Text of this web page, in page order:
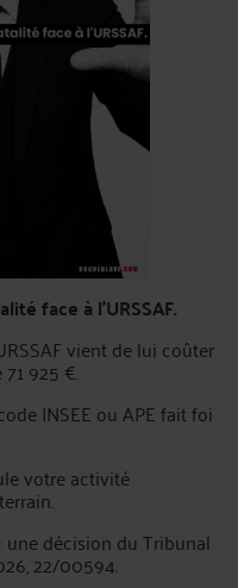
face à l'URSSAF.
vient de lui coûter
925 €.
INSEE ou APE fait foi
votre activité
décision du Tribunal
22/00594.